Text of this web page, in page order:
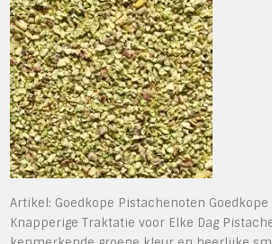
Artikel: Goedkope Pistachenoten
Knapperige Traktatie voor Elke Dag